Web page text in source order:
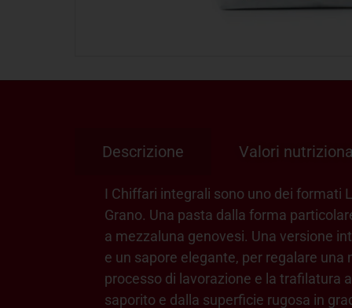
Descrizione Valori
I Chiffari integrali sono uno dei formati
Grano. Una pasta dalla forma
a mezzaluna genovesi. Una versione
e un sapore elegante, per regalare
processo di lavorazione e la trafilatura
saporito e dalla superficie rugosa in